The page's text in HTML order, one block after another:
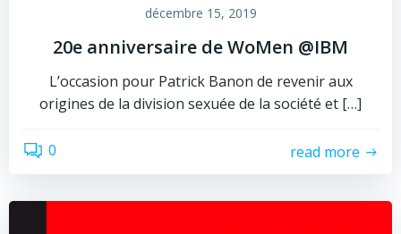
décembre 15, 2019
20e anniversaire de WoMen @IBM
L’occasion pour Patrick Banon de revenir aux
origines de la division sexuée de la société et […]
0 read more